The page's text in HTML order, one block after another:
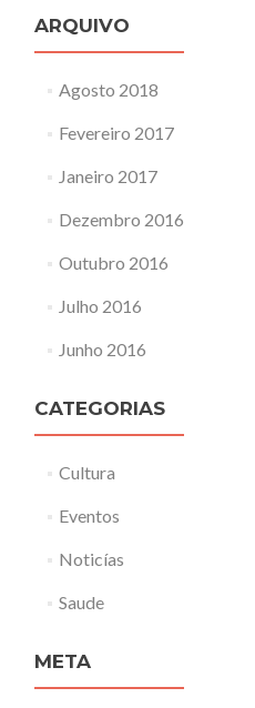
ARQUIVO
Agosto 2018
Fevereiro 2017
Janeiro 2017
Dezembro 2016
Outubro 2016
Julho 2016
Junho 2016
CATEGORIAS
Cultura
Eventos
Noticías
Saude
META